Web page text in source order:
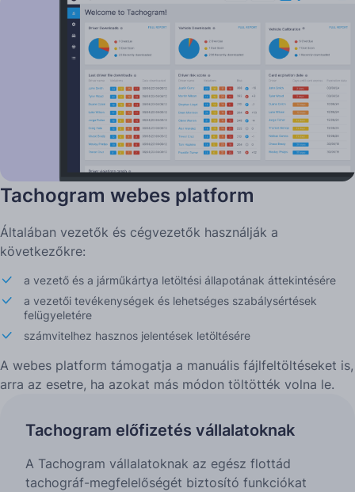
Tachogram webes platform
Általában vezetők és cégvezetők használják a
következőkre:
a vezető és a járműkártya letöltési állapotának áttekintésére
a vezetői tevékenységek és lehetséges szabálysértések
felügyeletére
számvitelhez hasznos jelentések letöltésére
A webes platform támogatja a manuális fájlfeltöltéseket is,
arra az esetre, ha azokat más módon töltötték volna le.
Tachogram előfizetés vállalatoknak
A Tachogram vállalatoknak az egész flottád
tachográf-megfelelőségét biztosító funkciókat